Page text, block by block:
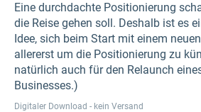
Eine durchdachte Positionierung
die Reise gehen soll. Deshalb ist es
Idee, sich beim Start mit einem
allererst um die Positionierung zu
natürlich auch für den Relaunch
Businesses.)
Digitaler Download - kein Versand